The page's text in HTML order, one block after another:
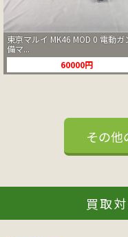
東京マルイ MK46 MOD 0 電動ガ
備マ...
60000円
その他
買取